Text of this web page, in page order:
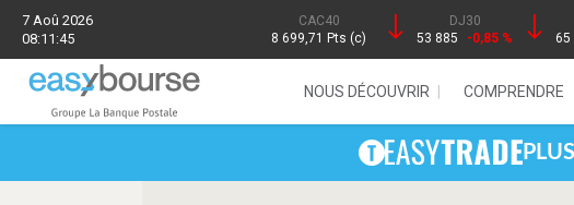
7 Aoû 2026
08:11:45
CAC40
8 699,71 Pts (c)
DJ30
53 885
-0,85 %
65
NOUS DÉCOUVRIR COMPRENDRE